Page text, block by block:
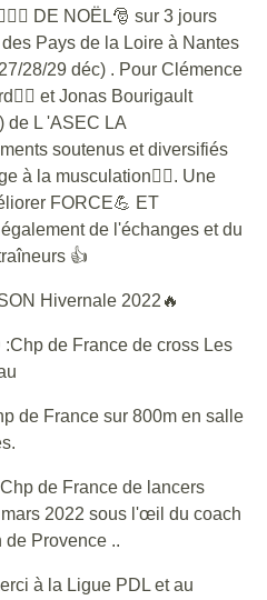
DE NOËL🎅 sur 3 jours
Pays de la Loire à Nantes
28/29 déc) . Pour Clémence
et Jonas Bourigault
de L 'ASEC LA
soutenus et diversifiés
à la musculation🏋️‍♀️. Une
FORCE💪 ET
de l'échanges et du
👍
Hivernale 2022🔥
de France de cross Les
de France sur 800m en salle
de France de lancers
2022 sous l'œil du coach
Provence ..
à la Ligue PDL et au